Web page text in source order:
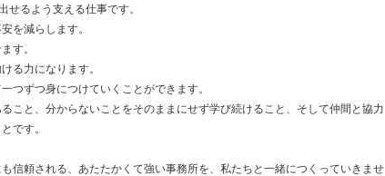
せるよう支える仕事です。
を減らします。
す。
る力になります。
つずつ身につけていくことができます。
こと、分からないことをそのままにせず学び続けること、そして仲間と協力
です。
信頼される、あたたかくて強い事務所を、私たちと一緒につくっていきませ